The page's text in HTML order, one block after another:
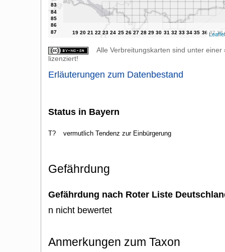
Leaflet
Alle Verbreitungskarten sind unter einer
lizenziert!
Erläuterungen zum Datenbestand
Status in Bayern
T? vermutlich Tendenz zur Einbürgerung
Gefährdung
Gefährdung nach Roter Liste
n nicht bewertet
Anmerkungen zum Taxon